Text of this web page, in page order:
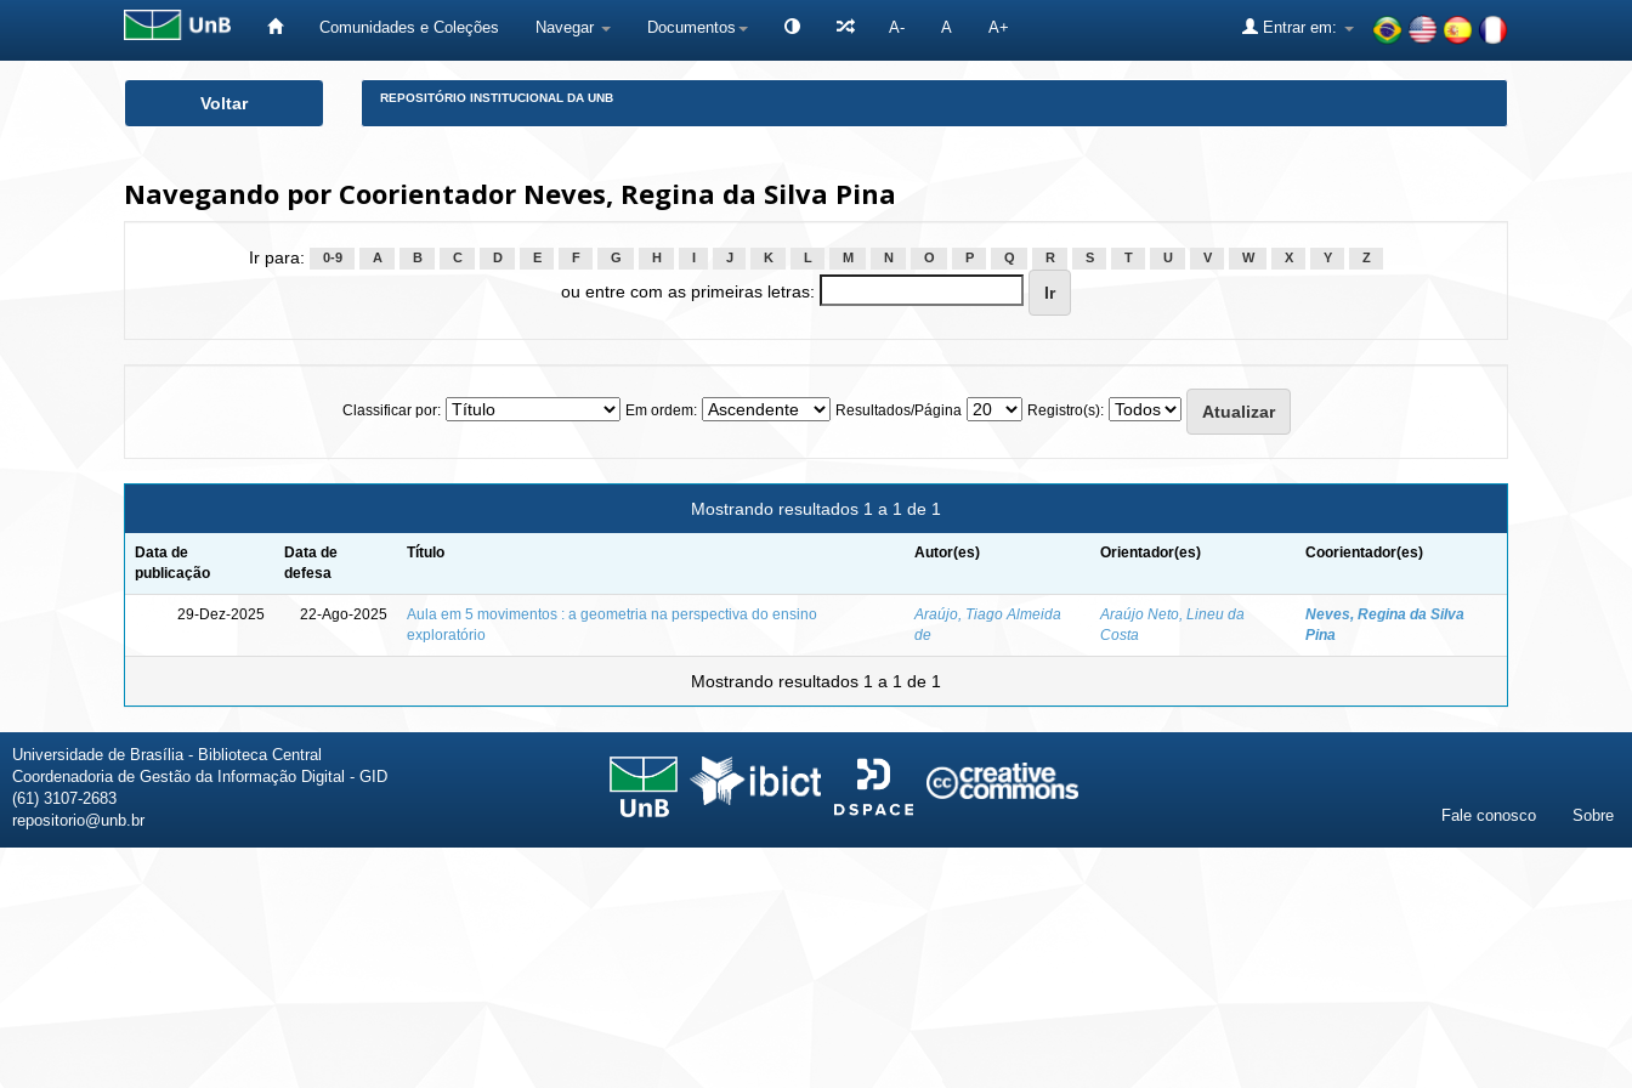
Comunidades e Coleções Navegar Documentos A- A A+ Entrar em:
Voltar REPOSITÓRIO INSTITUCIONAL DA UNB
Navegando por Coorientador Neves, Regina da Silva Pina
Ir para: 0-9 A B C D E F G H J K L M N O P Q R S T U V W X Y Z
ou entre com as primeiras letras:
Classificar por: Em ordem: Resultados/Página Registro(s):
Mostrando resultados 1 a 1 de 1
Data de
publicação
Data de
defesa
Título Autor(es) Orientador(es) Coorientador(es)
29-Dez-2025 22-Ago-2025
Aula em 5 movimentos : a geometria na perspectiva do ensino
exploratório
Araújo, Tiago Almeida
de
Araújo Neto, Lineu da
Costa
Neves, Regina da Silva
Pina
Mostrando resultados 1 a 1 de 1
Universidade de Brasília - Biblioteca Central
Coordenadoria de Gestão da Informação Digital - GID
(61) 3107-2683
repositorio@unb.br
Fale conosco Sobre